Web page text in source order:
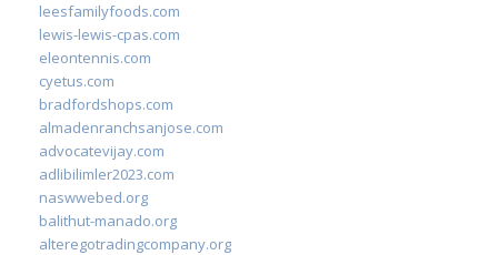
leesfamilyfoods.com
lewis-lewis-cpas.com
eleontennis.com
cyetus.com
bradfordshops.com
almadenranchsanjose.com
advocatevijay.com
adlibilimler2023.com
naswwebed.org
balithut-manado.org
alteregotradingcompany.org